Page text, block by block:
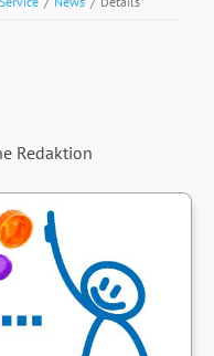
Redaktion